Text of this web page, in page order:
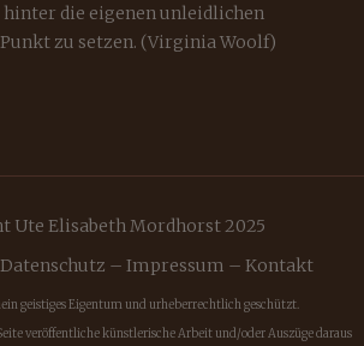
hinter die eigenen unleidlichen
zu setzen. (Virginia Woolf)
Ute Elisabeth Mordhorst 2025
– Impressum – Kontakt
geistiges Eigentum und urheberrechtlich geschützt.
veröffentliche künstlerische Arbeit und/oder Auszüge daraus